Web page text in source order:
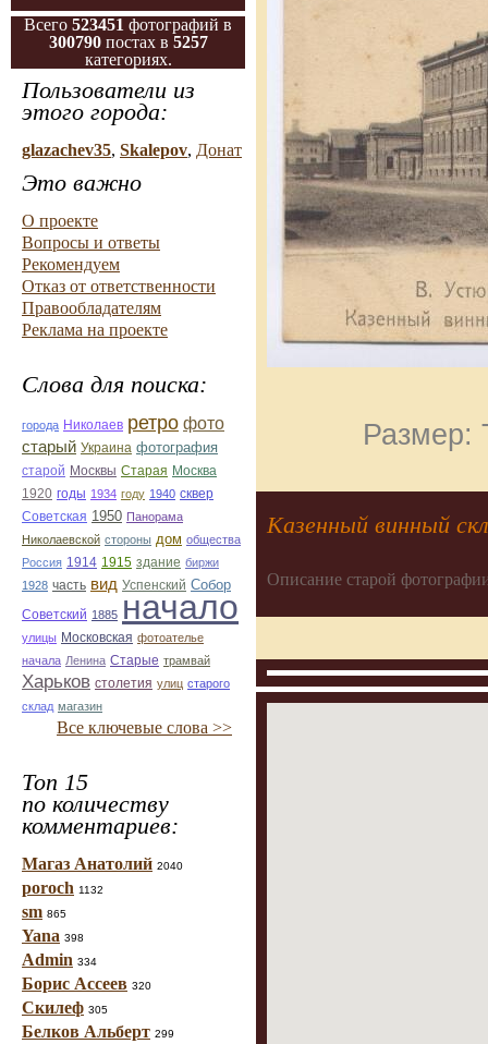
Всего 523451 фотографий в
300790постах в 5257
категориях.
Пользователи из
этого города:
glazachev35, Skalepov, Донат
Это важно
О проекте
Вопросы и ответы
Рекомендуем
Отказ от ответственности
Правообладателям
Реклама на проекте
Слова для поиска:
города Николаев ретро фото
старый Украина фотография
старой Москвы Старая Москва
1920 годы 1934 году 1940 сквер
Советская 1950 Панорама
Николаевской стороны дом общества
Россия 1914 1915 здание биржи
1928 часть вид Успенский Собор
Советский 1885 начало
улицы Московская фотоателье
начала Ленина Старые трамвай
Харьков столетия улиц старого
склад магазин
Все ключевые слова >>
Топ 15
по количеству
комментариев:
Магаз Анатолий 2040
poroch 1132
sm 865
Yana 398
Admin 334
Борис Ассеев 320
Скилеф 305
Белков Альберт 299
Размер:
Казенный винный
Описание старой